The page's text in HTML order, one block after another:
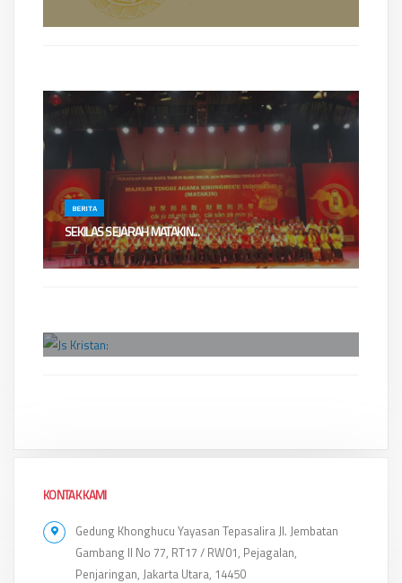
Dewan Rohaniwan/Pengurus Pusat Majelis Tinggi Agama Khonghucu
BERITA
​​SEKILAS SEJARAH MATAKIN...
(Catatan HUT MATAKIN 12 April bukan 16 April)DIRGAHAYU MATAKIN Ke-
Jakarta - Ketua Umum Generasi Muda Konghucu Indonesia (GEMAKU)
KONTAK KAMI
Gedung Khonghucu Yayasan Tepasalira Jl. Jembatan
Gambang II No 77, RT17 / RW01, Pejagalan,
Penjaringan, Jakarta Utara, 14450